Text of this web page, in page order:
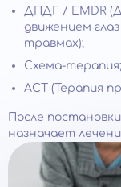
ДПДГ / EMDR
движением
травмах);
Схема-терапия;
ACT (Терапия
После
назначает